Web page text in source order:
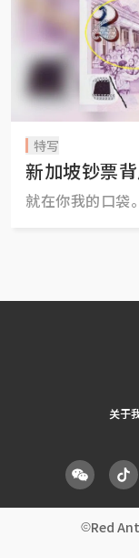
特写
新加坡钞票
就在你我的口袋。
关于
Red